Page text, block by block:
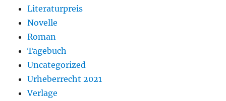
Literaturpreis
Novelle
Roman
Tagebuch
Uncategorized
Urheberrecht 2021
Verlage